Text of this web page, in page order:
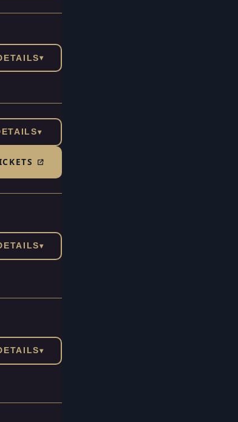
▾
▾
(TICKETSHOP, ÖFFNET IN NEUEM TAB)
▾
▾